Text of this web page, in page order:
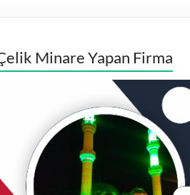
Minare Yapan Firma